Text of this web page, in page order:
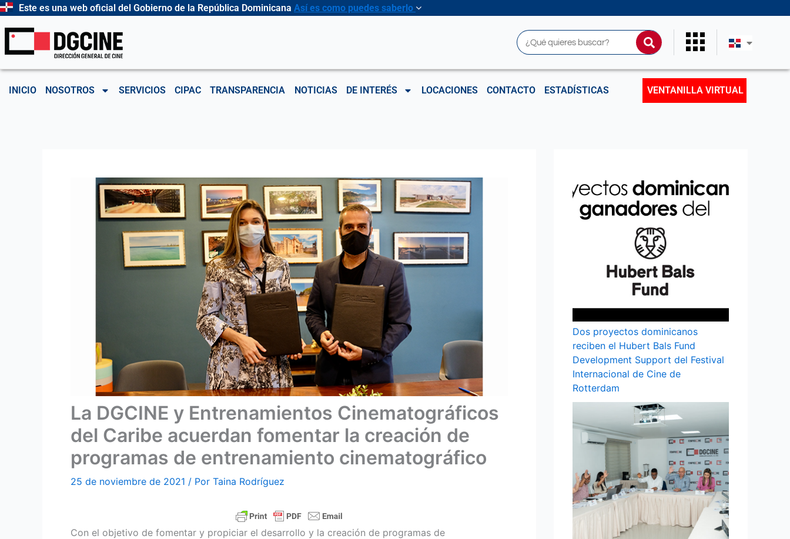
Ir
contenido
Este es una web oficial del Gobierno de la República Dominicana Así es como puedes saberlo
Buscar
INICIO NOSOTROS SERVICIOS CIPAC TRANSPARENCIA NOTICIAS DE INTERÉS LOCACIONES CONTACTO ESTADÍSTICAS VENTANILLA VIRTUAL
La DGCINE y Entrenamientos Cinematográficos
del Caribe acuerdan fomentar la creación de
programas de entrenamiento cinematográfico
25 de noviembre de 2021 / Por Taina Rodríguez
Con el objetivo de fomentar y propiciar el desarrollo y la creación de programas de
Dos proyectos dominicanos
reciben el Hubert Bals Fund
Development Support del Festival
Internacional de Cine de
Rotterdam